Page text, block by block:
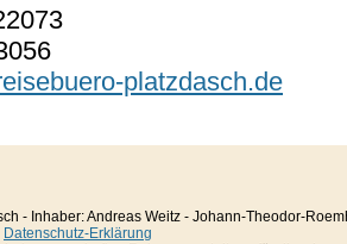
platzdasch.de
- Inhaber: Andreas Weitz - Johann-Theodor-
Datenschutz-Erklärung